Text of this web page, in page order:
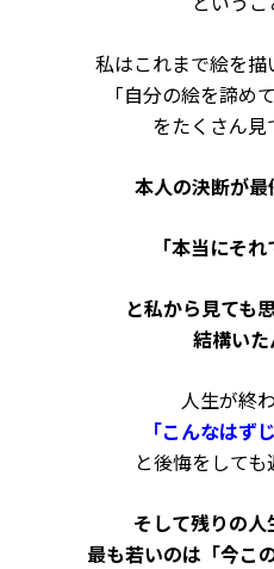
私はこれまで絵を
「自分の絵を諦め
をたくさん見
本人の決断が
「本当にそれ
と私から見ても
結構いた
人生が終
「こんなはず
と後悔をして
そして残りの
最も若いのは「今こ